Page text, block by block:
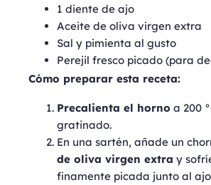
1 diente de ajo
Aceite de oliva virgen extra
Sal y pimienta al gusto
Perejil fresco picado (para
Cómo preparar esta receta:
Precalienta el horno a 200
gratinado.
En una sartén, añade un
de oliva virgen extra y
finamente picada junto al